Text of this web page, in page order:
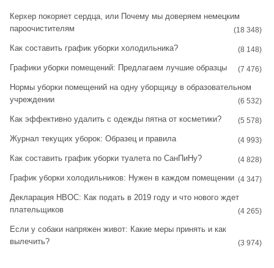
a
g
r
a
e
r
e
s
Керхер покоряет сердца, или Почему мы доверяем немецким
пароочистителям
(18 348)
Как составить график уборки холодильника? (8 148)
Графики уборки помещений: Предлагаем лучшие образцы (7 476)
Нормы уборки помещений на одну уборщицу в образовательном
учреждении
(6 532)
Как эффективно удалить с одежды пятна от косметики? (5 578)
Журнал текущих уборок: Образец и правила (4 993)
Как составить график уборки туалета по СанПиНу? (4 828)
График уборки холодильников: Нужен в каждом помещении (4 347)
Декларация НВОС: Как подать в 2019 году и что нового ждет
плательщиков
(4 265)
Если у собаки напряжен живот: Какие меры принять и как
вылечить?
(3 974)